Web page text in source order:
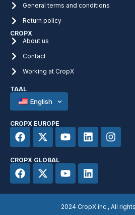
General terms and conditions
Return policy
CROPX
About us
Contact
Working at CropX
TAAL
English
CROPX EUROPE
CROPX GLOBAL
2024 CropX inc., All